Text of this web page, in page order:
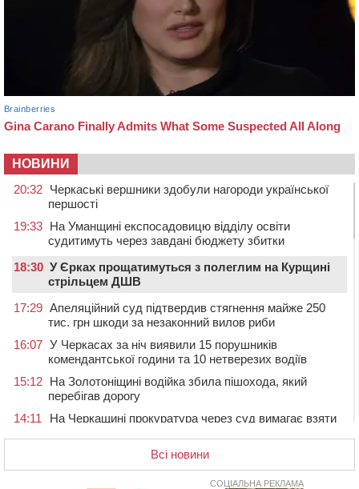
НОВИНИ
20:32 Черкаські вершники здобули нагороди української
першості
19:33 На Уманщині експосадовицю відділу освіти
судитимуть через завдані бюджету збитки
18:30 У Єрках прощатимуться з полеглим на Курщині
стрільцем ДШВ
17:29 Апеляційний суд підтвердив стягнення майже 250
тис. грн шкоди за незаконний вилов риби
16:07 У Черкасах за ніч виявили 15 порушників
комендантської години та 10 нетверезих водіїв
15:12 На Золотоніщині водійка збила пішохода, який
перебігав дорогу
14:11
На Черкащині прокуратура через суд вимагає взяти
У Смілі біля магазину під колесами вантажівки
загинула жінка
Всі новини
СОЦІАЛЬНА РЕКЛАМА